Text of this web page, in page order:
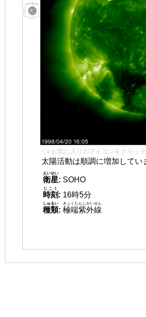
👈 お気に入りのアイコンをクリック
太陽活動は順調に増加してい
衛星
えいせい
: SOHO
時刻
じこく
: 16時5分
種類
しゅるい
: 極端紫外線
きょくたんしがいせん